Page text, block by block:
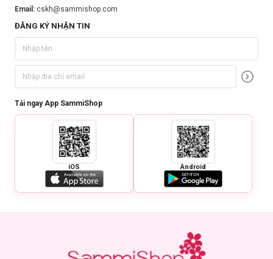
Email: cskh@sammishop.com
ĐĂNG KÝ NHẬN TIN
Tải ngay App SammiShop
iOS Android